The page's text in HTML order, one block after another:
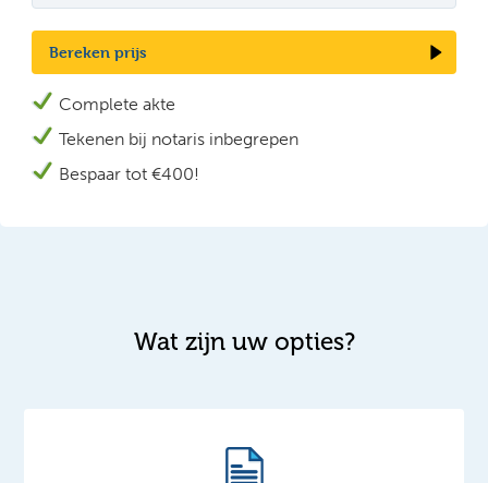
Bereken prijs
Complete akte
Tekenen bij notaris inbegrepen
Bespaar tot €400!
Wat zijn uw opties?